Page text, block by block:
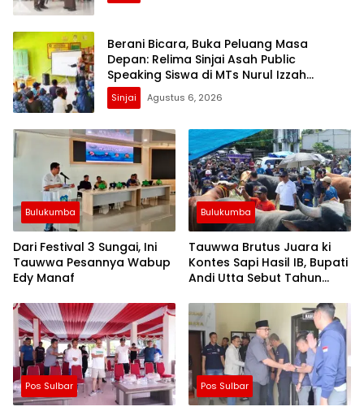
Berani Bicara, Buka Peluang Masa
Depan: Relima Sinjai Asah Public
Speaking Siswa di MTs Nurul Izzah
Kalamisu
Sinjai Agustus 6, 2026
Bulukumba
Dari Festival 3 Sungai, Ini
Tauwwa Pesannya Wabup
Edy Manaf
Bulukumba
Tauwwa Brutus Juara ki
Kontes Sapi Hasil IB, Bupati
Andi Utta Sebut Tahun
Lebih Besar
Pos Sulbar Pos Sulbar